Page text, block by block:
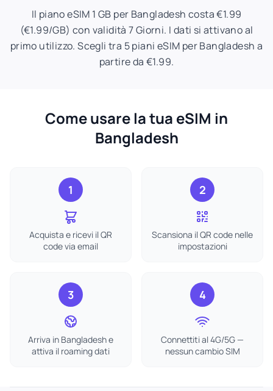
Il piano eSIM 1 GB per Bangladesh costa €1.99
(€1.99/GB) con validità 7 Giorni. I dati si attivano al
primo utilizzo. Scegli tra 5 piani eSIM per Bangladesh a
partire da €1.99.
Come usare la tua eSIM in
Bangladesh
1
Acquista e ricevi il QR
code via email
2
Scansiona il QR code nelle
impostazioni
3
Arriva in Bangladesh e
attiva il roaming dati
4
Connettiti al 4G/5G —
nessun cambio SIM